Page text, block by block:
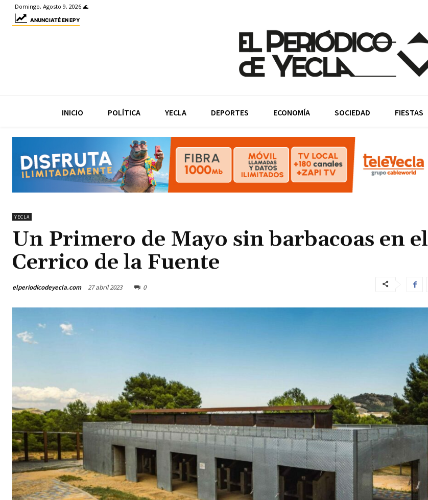
Domingo, Agosto 9, 2026 🌊
ANUNCIATÉ EN EPY
INICIO POLÍTICA YECLA DEPORTES ECONOMÍA SOCIEDAD FIESTAS
YECLA
Un Primero de Mayo sin barbacoas en el
Cerrico de la Fuente
elperiodicodeyecla.com 27 abril 2023 0